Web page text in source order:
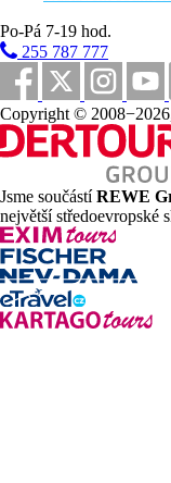
Po-Pá 7-19 hod.
255 787 777
Copyright ©
Jsme součástíREWE
největší středoevropské